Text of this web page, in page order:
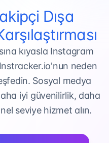
Dışa
kıyasla Instagram
neden
Sosyal medya
iyi güvenilirlik, daha
seviye hizmet alın.